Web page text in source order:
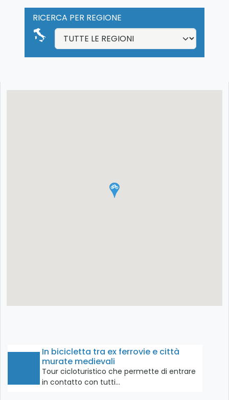
RICERCA PER REGIONE
In bicicletta tra ex ferrovie e città
murate medievali
Tour cicloturistico che permette di entrare
in contatto con tutti…